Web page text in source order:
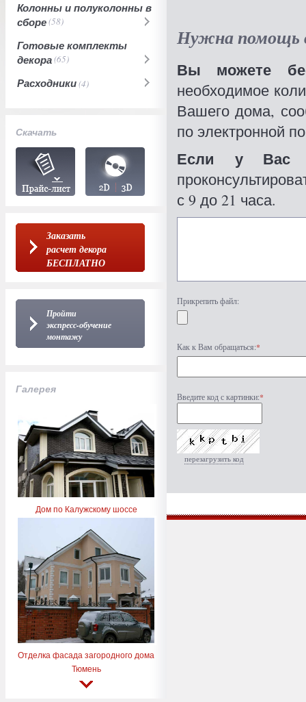
Колонны и полуколонны в
сборе(58)
Готовые комплекты
декора(65)
Расходники(4)
Скачать
Заказать
расчет декора
БЕСПЛАТНО
Пройти
экспресс-обучение
монтажу
Галерея
Дом по Калужскому шоссе
Отделка фасада загородного дома
Тюмень
Нужна помощь
Вы можете
необходимое
Вашего дома,
по электронной
Если у Вас
с 9 до 21 часа.
Прикрепить файл:
Как к Вам обращаться:*
Введите код с картинки:*
перезагрузить код